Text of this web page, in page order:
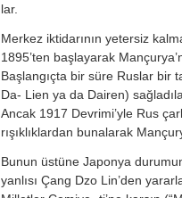
lar.
Merkez iktidarının yetersiz
1895’ten başlaya­rak
Başlangıçta bir süre Ruslar bir­
Da- Lien ya da Dairen)
Ancak 1917 Devrimi’yle Rus
rışıklıklardan bunalarak
Bunun üstüne Japonya
yanlısı Çang Dzo Lin’den